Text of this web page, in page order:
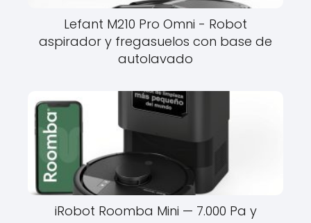
Lefant M210 Pro Omni - Robot
aspirador y fregasuelos con base de
autolavado
iRobot Roomba Mini — 7.000 Pa y